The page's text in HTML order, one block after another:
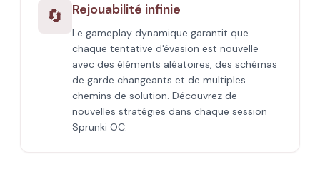
🔄 Rejouabilité infinie
Le gameplay dynamique garantit que
chaque tentative d'évasion est nouvelle
avec des éléments aléatoires, des schémas
de garde changeants et de multiples
chemins de solution. Découvrez de
nouvelles stratégies dans chaque session
Sprunki OC.